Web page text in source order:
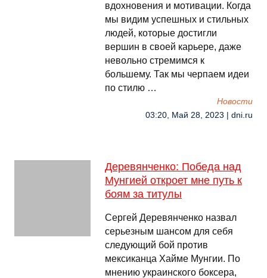
вдохновения и мотивации. Когда
мы видим успешных и стильных
людей, которые достигли
вершин в своей карьере, даже
невольно стремимся к
большему. Так мы черпаем идеи
по стилю …
Новости
03:20, Май 28, 2023 | dni.ru
Деревянченко: Победа над
Мунгией откроет мне путь к
боям за титулы
Сергей Деревянченко назвал
серьезным шансом для себя
следующий бой против
мексиканца Хайме Мунгии. По
мнению украинского боксера,